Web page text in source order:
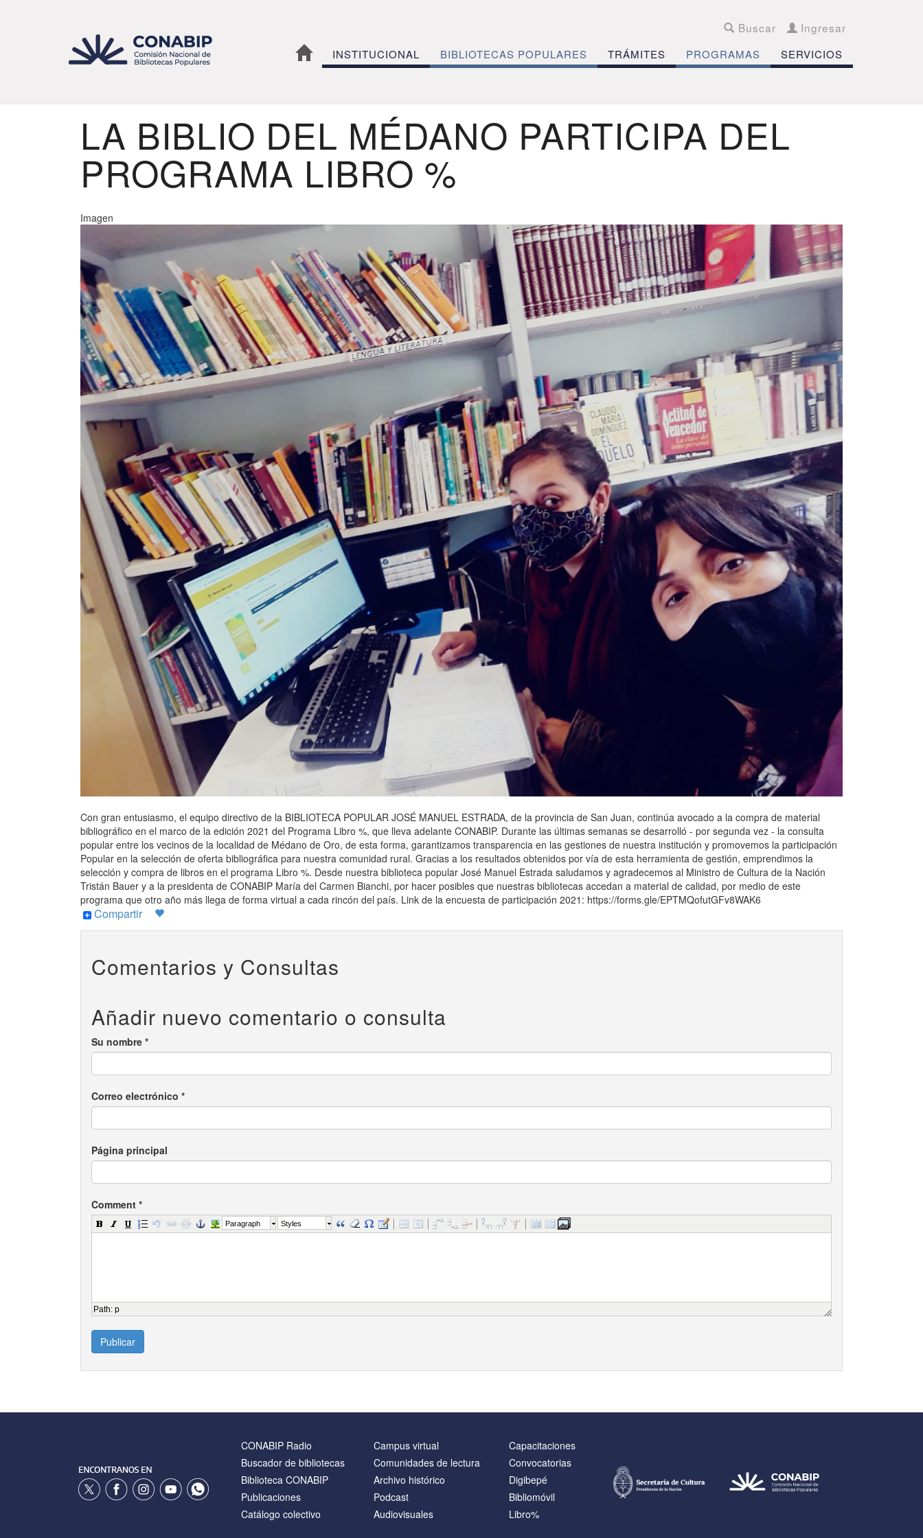
INSTITUCIONAL BIBLIOTECAS POPULARES TRÁMITES PROGRAMAS SERVICIOS
Buscar Ingresar
LA BIBLIO DEL MÉDANO PARTICIPA DEL
PROGRAMA LIBRO %
Imagen
Con gran entusiasmo, el equipo directivo de la BIBLIOTECA POPULAR JOSÉ MANUEL ESTRADA, de la provincia de San Juan, continúa avocado a la compra de material
bibliográfico en el marco de la edición 2021 del Programa Libro %, que lleva adelante CONABIP. Durante las últimas semanas se desarrolló - por segunda vez - la consulta
popular entre los vecinos de la localidad de Médano de Oro, de esta forma, garantizamos transparencia en las gestiones de nuestra institución y promovemos la participación
Popular en la selección de oferta bibliográfica para nuestra comunidad rural. Gracias a los resultados obtenidos por vía de esta herramienta de gestión, emprendimos la
selección y compra de libros en el programa Libro %. Desde nuestra biblioteca popular José Manuel Estrada saludamos y agradecemos al Ministro de Cultura de la Nación
Tristán Bauer y a la presidenta de CONABIP María del Carmen Bianchi, por hacer posibles que nuestras bibliotecas accedan a material de calidad, por medio de este
programa que otro año más llega de forma virtual a cada rincón del país. Link de la encuesta de participación 2021: https://forms.gle/EPTMQofutGFv8WAK6
Compartir
Comentarios y Consultas
Añadir nuevo comentario o consulta
Su nombre *
Correo electrónico *
Página principal
Comment *
Paragraph Styles
Path: p
Publicar
CONABIP Radio
Buscador de bibliotecas
Biblioteca CONABIP
Publicaciones
Catálogo colectivo
Campus virtual
Comunidades de lectura
Archivo histórico
Podcast
Audiovisuales
Capacitaciones
Convocatorias
Digibepé
Bibliomóvil
Libro%